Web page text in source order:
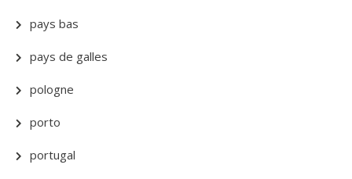
pays bas
pays de galles
pologne
porto
portugal